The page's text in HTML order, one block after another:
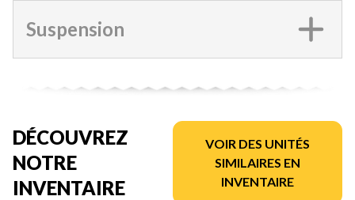
Suspension
DÉCOUVREZ
NOTRE
INVENTAIRE
VOIR DES UNITÉS
SIMILAIRES EN
INVENTAIRE